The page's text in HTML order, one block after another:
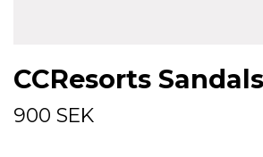
CCResorts
900 SEK